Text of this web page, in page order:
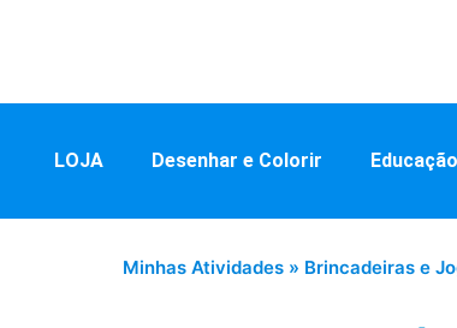
LOJA Desenhar e Colorir
Minhas Atividades » Brincadeiras e